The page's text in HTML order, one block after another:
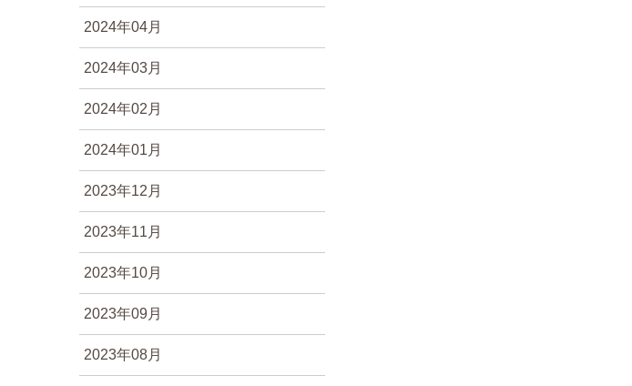
2024年04月
2024年03月
2024年02月
2024年01月
2023年12月
2023年11月
2023年10月
2023年09月
2023年08月